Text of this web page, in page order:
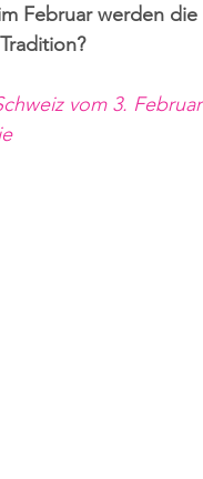
Februar werden
vom 3.